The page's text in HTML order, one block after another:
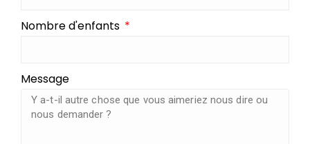
Nombre d'enfants
Message